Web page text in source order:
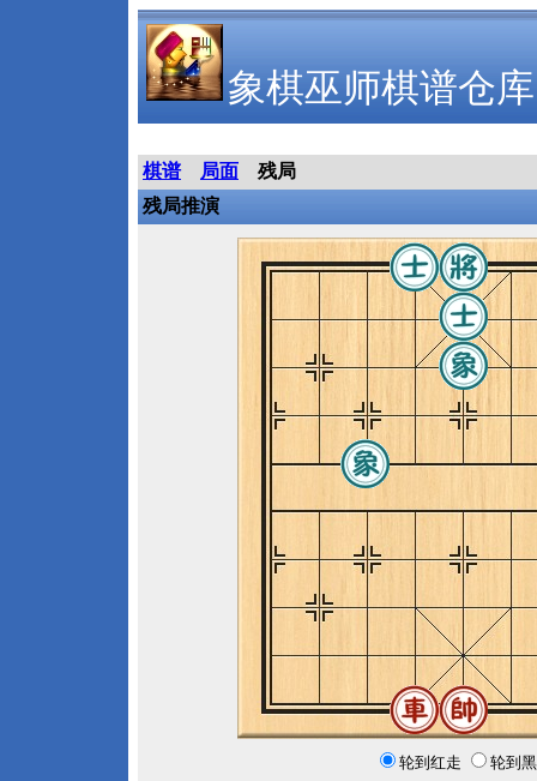
象棋巫师棋谱仓库
棋谱 局面
残局
残局推演
轮到红走 轮到